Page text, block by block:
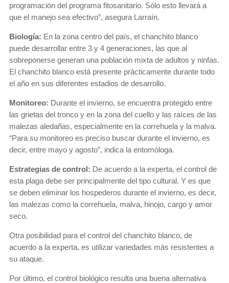
programación del programa fitosanitario. Sólo esto llevará a
que el manejo sea efectivo”, asegura Larraín.
Biología: En la zona centro del país, el chanchito blanco
puede desarrollar entre 3 y 4 generaciones, las que al
sobreponerse generan una población mixta de adultos y ninfas.
El chanchito blanco está presente prácticamente durante todo
el año en sus diferentes estadios de desarrollo.
Monitoreo: Durante el invierno, se encuentra protegido entre
las grietas del tronco y en la zona del cuello y las raíces de las
malezas aledañas, especialmente en la correhuela y la malva.
“Para su monitoreo es preciso buscar durante el invierno, es
decir, entre mayo y agosto”, indica la entomóloga.
Estrategias de control: De acuerdo a la experta, el control de
esta plaga debe ser principalmente del tipo cultural. Y es que
se deben eliminar los hospederos durante el invierno, es decir,
las malezas como la correhuela, malva, hinojo, cargo y amor
seco.
Otra posibilidad para el control del chanchito blanco, de
acuerdo a la experta, es utilizar variedades más resistentes a
su ataque.
Por último, el control biológico resulta una buena alternativa